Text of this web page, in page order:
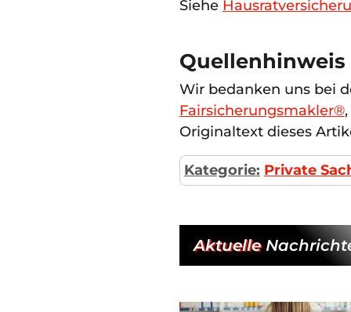
Siehe
Quellenhinweis
Wir bedanken uns bei
Fairsicherungsmakler®
Originaltext dieses
Kategorie: Private
Aktuelle